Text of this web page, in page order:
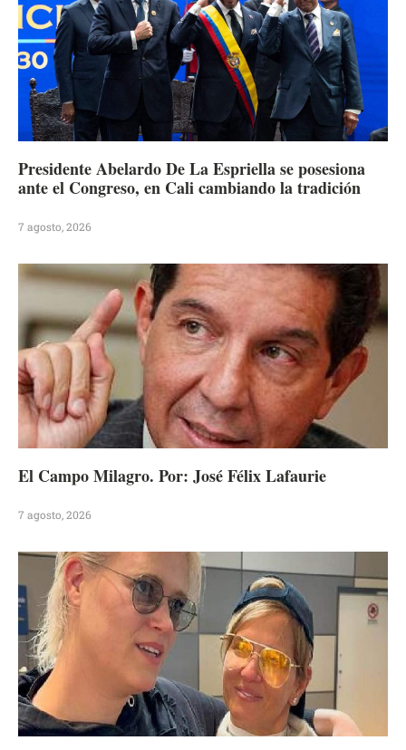
Presidente Abelardo De La Espriella se posesiona
ante el Congreso, en Cali cambiando la tradición
7 agosto, 2026
El Campo Milagro. Por: José Félix Lafaurie
7 agosto, 2026